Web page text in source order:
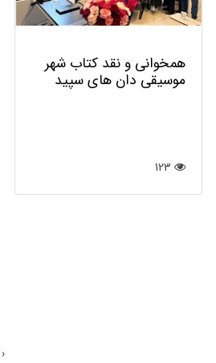
همخوانی و نقد کتاب شهر
موسیقی دان های سپید
‹